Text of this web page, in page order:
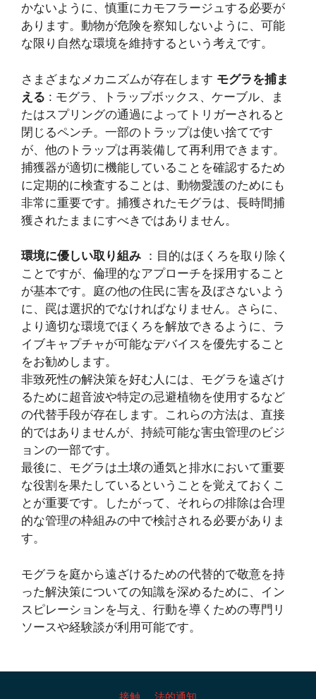
かないように、慎重にカモフラージュする必要が
あります。動物が危険を察知しないように、可能
な限り自然な環境を維持するという考えです。
さまざまなメカニズムが存在します モグラを捕ま
える : モグラ、トラップボックス、ケーブル、ま
たはスプリングの通過によってトリガーされると
閉じるペンチ。一部のトラップは使い捨てです
が、他のトラップは再装備して再利用できます。
捕獲器が適切に機能していることを確認するため
に定期的に検査することは、動物愛護のためにも
非常に重要です。捕獲されたモグラは、長時間捕
獲されたままにすべきではありません。
環境に優しい取り組み ：目的はほくろを取り除く
ことですが、倫理的なアプローチを採用すること
が基本です。庭の他の住民に害を及ぼさないよう
に、罠は選択的でなければなりません。さらに、
より適切な環境でほくろを解放できるように、ラ
イブキャプチャが可能なデバイスを優先すること
をお勧めします。
非致死性の解決策を好む人には、モグラを遠ざけ
るために超音波や特定の忌避植物を使用するなど
の代替手段が存在します。これらの方法は、直接
的ではありませんが、持続可能な害虫管理のビジ
ョンの一部です。
最後に、モグラは土壌の通気と排水において重要
な役割を果たしているということを覚えておくこ
とが重要です。したがって、それらの排除は合理
的な管理の枠組みの中で検討される必要がありま
す。
モグラを庭から遠ざけるための代替的で敬意を持
った解決策についての知識を深めるために、イン
スピレーションを与え、行動を導くための専門リ
ソースや経験談が利用可能です。
接触 法的通知